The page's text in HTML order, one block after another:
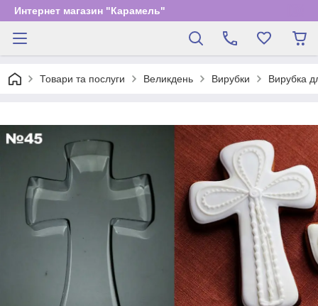
Интернет магазин "Карамель"
Товари та послуги Великдень Вирубки Вирубка